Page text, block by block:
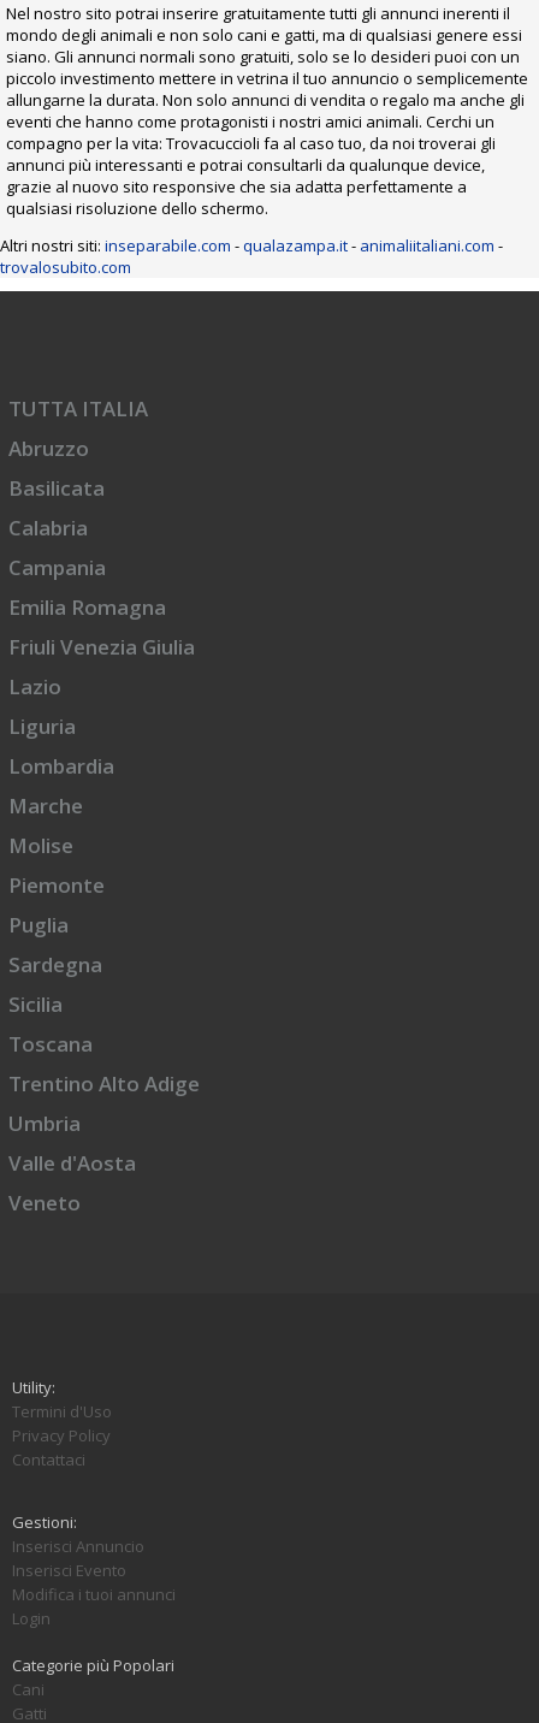
Nel nostro sito potrai inserire gratuitamente tutti gli annunci inerenti il
mondo degli animali e non solo cani e gatti, ma di qualsiasi genere essi
siano. Gli annunci normali sono gratuiti, solo se lo desideri puoi con un
piccolo investimento mettere in vetrina il tuo annuncio o semplicemente
allungarne la durata. Non solo annunci di vendita o regalo ma anche gli
eventi che hanno come protagonisti i nostri amici animali. Cerchi un
compagno per la vita: Trovacuccioli fa al caso tuo, da noi troverai gli
annunci più interessanti e potrai consultarli da qualunque device,
grazie al nuovo sito responsive che sia adatta perfettamente a
qualsiasi risoluzione dello schermo.
Altri nostri siti: inseparabile.com -qualazampa.it- animaliitaliani.com -
trovalosubito.com
TUTTA ITALIA
Abruzzo
Basilicata
Calabria
Campania
Emilia Romagna
Friuli Venezia Giulia
Lazio
Liguria
Lombardia
Marche
Molise
Piemonte
Puglia
Sardegna
Sicilia
Toscana
Trentino Alto Adige
Umbria
Valle d'Aosta
Veneto
Utility:
Termini d'Uso
Privacy Policy
Contattaci
Gestioni:
Inserisci Annuncio
Inserisci Evento
Modifica i tuoi annunci
Login
Categorie più Popolari
Cani
Gatti